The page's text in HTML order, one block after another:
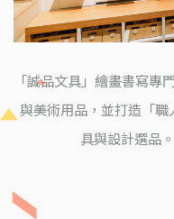
「誠品文具」繪畫書寫專
與美術用品，並打造「
具與設計選品